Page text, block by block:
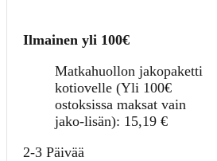
Ilmainen yli 100€
Matkahuollon jakopaketti
kotiovelle (Yli 100€
ostoksissa maksat vain
jako-lisän): 15,19 €
2-3 Päivää